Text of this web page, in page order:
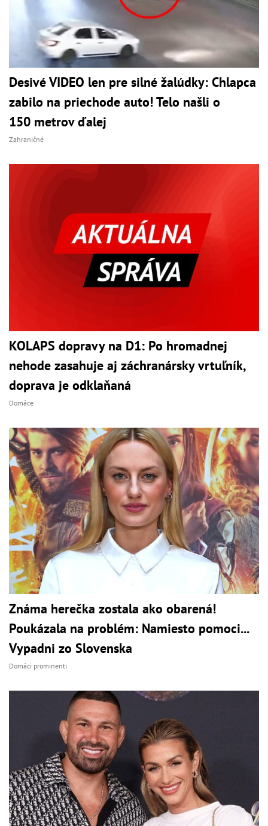
Desivé VIDEO len pre silné žalúdky: Chlapca
zabilo na priechode auto! Telo našli o
150 metrov ďalej
Zahraničné
KOLAPS dopravy na D1: Po hromadnej
nehode zasahuje aj záchranársky vrtuľník,
doprava je odklaňaná
Domáce
Známa herečka zostala ako obarená!
Poukázala na problém: Namiesto pomoci...
Vypadni zo Slovenska
Domáci prominenti